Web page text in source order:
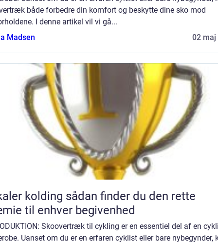
både forbedre din komfort og beskytte dine sko mod
I denne artikel vil vi gå...
Madsen
02 maj
sådan finder du den rette
til enhver begivenhed
Skoovertræk til cykling er en essentiel del af en
Uanset om du er en erfaren cyklist eller bare nybegynder,